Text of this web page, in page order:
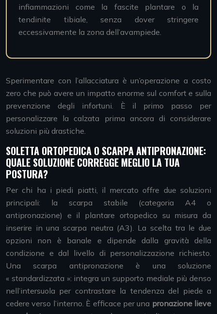
infiammazioni come la fascite plantare o la
tendinite tibiale, senza dover stringere
eccessivamente la zona dell’avampiede.
Sperimentare con l’allacciatura è un’operazione a costo
zero che può avere un impatto enorme sul comfort e sulla
prevenzione degli infortuni. È il primo passo per
personalizzare la calzata prima ancora di considerare
soluzioni più drastiche.
SOLETTA ORTOPEDICA O SCARPA ANTIPRONAZIONE:
QUALE SOLUZIONE CORREGGE MEGLIO LA TUA
POSTURA?
Per chi ha i piedi piatti, il mercato offre due soluzioni
principali: la scarpa stabile (categoria A4 o
antipronazione) e il plantare ortopedico su misura da
inserire in una scarpa neutra (A3). La scelta tra le due
opzioni non è banale e dipende dalla gravità della
condizione e dal livello di personalizzazione richiesto.
Una scarpa antipronazione è una soluzione
« standardizzata »: integra un supporto mediale più denso
nell’intersuola per contrastare la tendenza del piede a
cedere verso l’interno. È efficace per una pronazione lieve